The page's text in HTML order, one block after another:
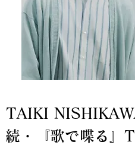
TAIKI
続・『歌で喋る』